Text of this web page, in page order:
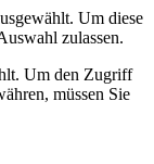
Um diese
zulassen.
Um den Zugriff
müssen Sie